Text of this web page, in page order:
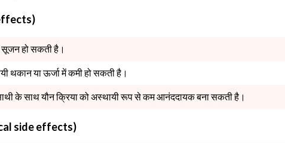
effects)
सूजन हो सकती है।
थकान या ऊर्जा में कमी हो सकती है।
के साथ यौन क्रिया को अस्थायी रूप से कम आनंददायक बना सकती है।
side effects)